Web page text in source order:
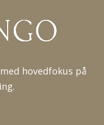
hovedfokus på